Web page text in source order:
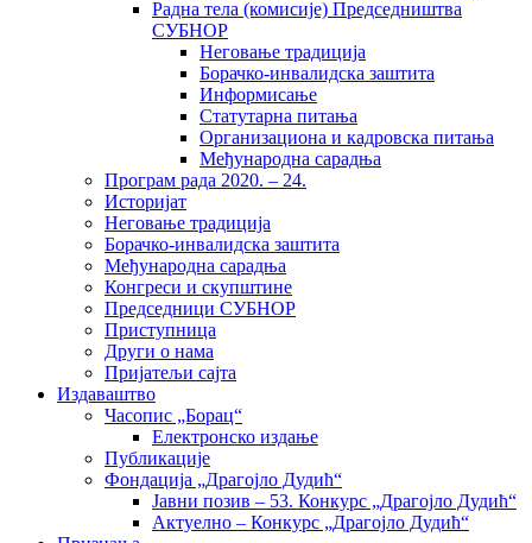
Радна тела (комисије) Председништва
СУБНОР
Неговање традиција
Борачко-инвалидска заштита
Информисање
Статутарна питања
Организациона и кадровска питања
Међународна сарадња
Програм рада 2020. – 24.
Историјат
Неговање традиција
Борачко-инвалидска заштита
Међународна сарадња
Конгреси и скупштине
Председници СУБНОР
Приступница
Други о нама
Пријатељи сајта
Издаваштво
Часопис „Борац“
Електронско издање
Публикације
Фондација „Драгојло Дудић“
Јавни позив – 53. Конкурс „Драгојло Дудић“
Актуелно – Конкурс „Драгојло Дудић“